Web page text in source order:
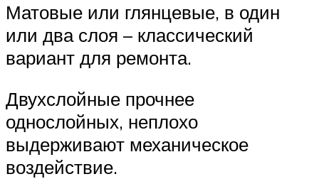
Матовые или глянцевые, в один
или два слоя – классический
вариант для ремонта.
Двухслойные прочнее
однослойных, неплохо
выдерживают механическое
воздействие.